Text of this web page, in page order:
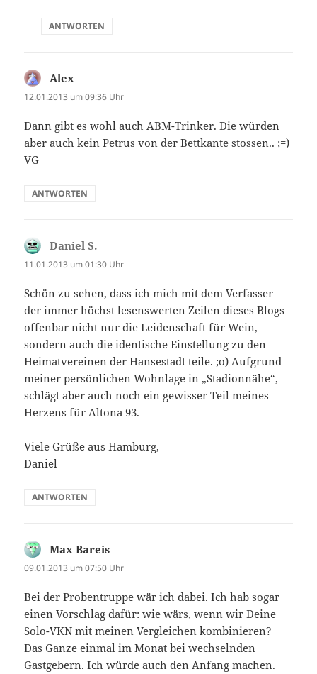
ANTWORTEN
Alex
12.01.2013 um 09:36 Uhr
Dann gibt es wohl auch ABM-Trinker. Die würden
aber auch kein Petrus von der Bettkante stossen.. ;=)
VG
ANTWORTEN
Daniel S.
11.01.2013 um 01:30 Uhr
Schön zu sehen, dass ich mich mit dem Verfasser
der immer höchst lesenswerten Zeilen dieses Blogs
offenbar nicht nur die Leidenschaft für Wein,
sondern auch die identische Einstellung zu den
Heimatvereinen der Hansestadt teile. ;o) Aufgrund
meiner persönlichen Wohnlage in „Stadionnähe“,
schlägt aber auch noch ein gewisser Teil meines
Herzens für Altona 93.
Viele Grüße aus Hamburg,
Daniel
ANTWORTEN
Max Bareis
09.01.2013 um 07:50 Uhr
Bei der Probentruppe wär ich dabei. Ich hab sogar
einen Vorschlag dafür: wie wärs, wenn wir Deine
Solo-VKN mit meinen Vergleichen kombinieren?
Das Ganze einmal im Monat bei wechselnden
Gastgebern. Ich würde auch den Anfang machen.